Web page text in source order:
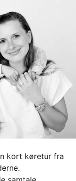
kort køretur fra